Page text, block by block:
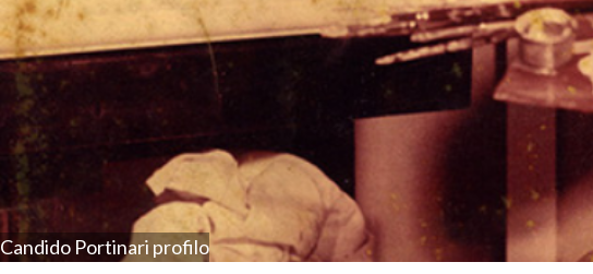
Candido Portinari profilo